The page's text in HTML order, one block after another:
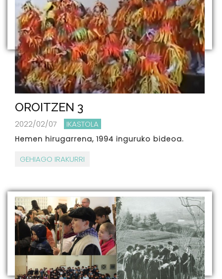
OROITZEN 3
2022/02/07 IKASTOLA
Hemen hirugarrena, 1994 inguruko bideoa.
GEHIAGO IRAKURRI